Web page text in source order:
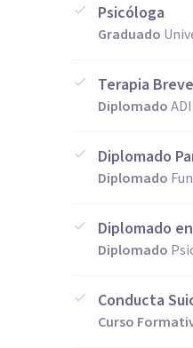
Psicóloga
Graduado
Terapia
Diplomado
Diplomado
Diplomado
Diplomado
Diplomado
Conducta
Curso